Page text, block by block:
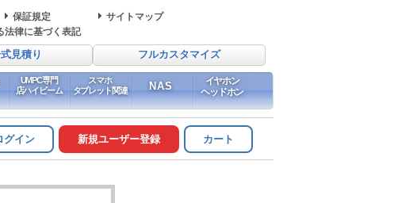
保証規定
サイトマップ
法律に基づく表記
見積り フルカスタマイズ
UMPC専門
店ハイビーム
スマホ
タブレット関連
NAS
イヤホン
ヘッドホン
グイン 新規ユーザー登録 カート